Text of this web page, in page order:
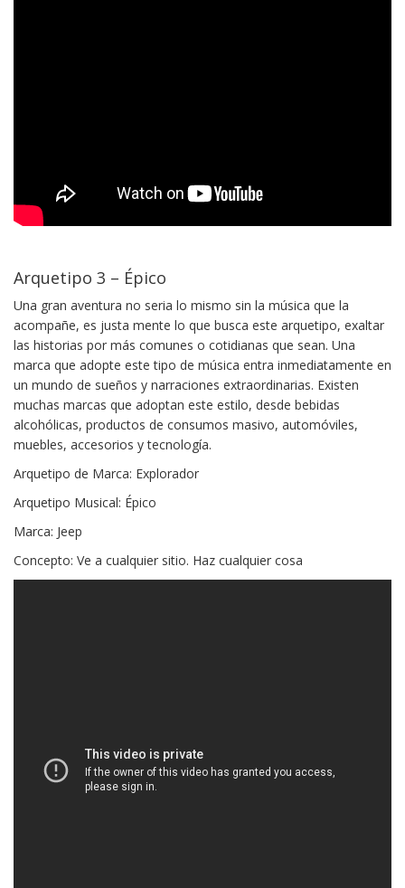
Arquetipo 3 – Épico
Una gran aventura no seria lo mismo sin la música que la
acompañe, es justa mente lo que busca este arquetipo, exaltar
las historias por más comunes o cotidianas que sean. Una
marca que adopte este tipo de música entra inmediatamente en
un mundo de sueños y narraciones extraordinarias. Existen
muchas marcas que adoptan este estilo, desde bebidas
alcohólicas, productos de consumos masivo, automóviles,
muebles, accesorios y tecnología.
Arquetipo de Marca: Explorador
Arquetipo Musical: Épico
Marca: Jeep
Concepto: Ve a cualquier sitio. Haz cualquier cosa